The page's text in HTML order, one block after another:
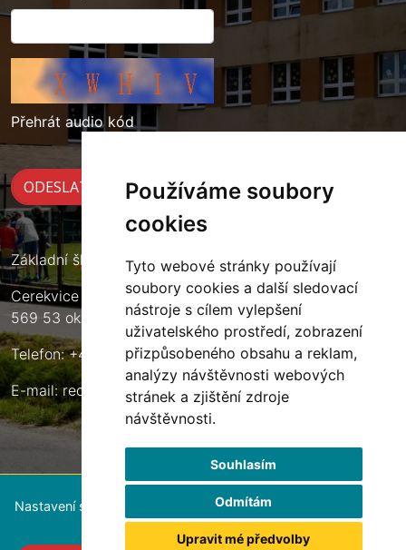
Používáme soubory
cookies
Tyto webové stránky používají
soubory cookies a další sledovací
nástroje s cílem vylepšení
uživatelského prostředí, zobrazení
přizpůsobeného obsahu a reklam,
analýzy návštěvnosti webových
stránek a zjištění zdroje
návštěvnosti.
Souhlasím
Odmítám
Upravit mé předvolby
Přehrát audio kód
Základní škola Cerekvice nad Loučnou
Cerekvice nad Loučnou 135
569 53 okres Svitavy
Telefon: +420 461 633 140
E-mail:reditel@zscerekvice.cz
Nastavení souborů cookie